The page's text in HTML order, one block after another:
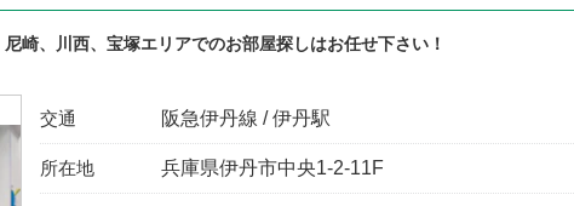
尼崎、川西、宝塚エリアでのお部屋探しはお任せ下さい！
交通 阪急伊丹線 / 伊丹駅
所在地 兵庫県伊丹市中央1-2-11F